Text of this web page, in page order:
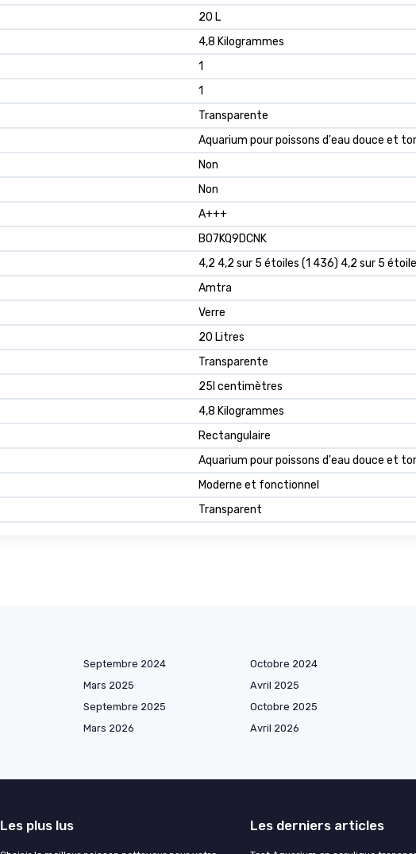
‎20 L
‎4,8 Kilogrammes
‎1
‎1
‎Transparente
‎Aquarium pour poissons d'eau douce et
‎Non
‎Non
‎A+++
B07KQ9DCNK
4,2 4,2 sur 5 étoiles (1 436) 4,2 sur 5
Amtra
Verre
20 Litres
Transparente
25l centimètres
4,8 Kilogrammes
Rectangulaire
Aquarium pour poissons d'eau douce et
Moderne et fonctionnel
Transparent
Septembre 2024 Octobre 2024
Mars 2025 Avril 2025
Septembre 2025 Octobre 2025
Mars 2026 Avril 2026
Les plus lus Les derniers articles